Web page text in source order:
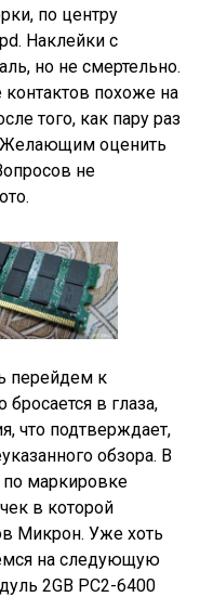
по центру
Наклейки с
но не смертельно.
похоже на
того, как пару раз
Желающим оценить
не
перейдем к
в глаза,
что подтверждает,
обзора. В
маркировке
в которой
Микрон. Уже хоть
на следующую
2GB PC2-6400